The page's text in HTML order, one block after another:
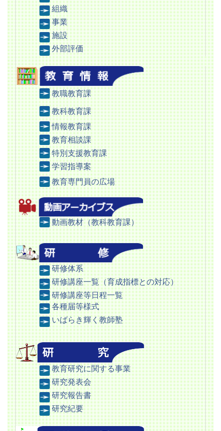
組織
事業
施設
外部評価
教職教育課
教科教育課
情報教育課
教育相談課
特別支援教育課
学習指導案
教育専門員の広場
動画教材（教科教育課）
研修体系
研修講座一覧（育成指標との対応）
研修講座等日程一覧
各種届等様式
いばらき輝く教師塾
教育研究に関する事業
研究発表会
研究報告書
研究紀要